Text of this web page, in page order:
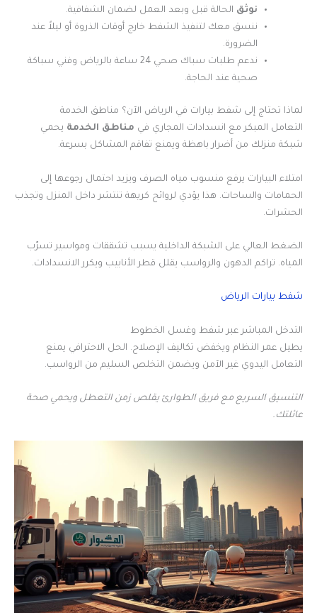
نوثق الحالة قبل وبعد العمل لضمان الشفافية.
ننسق معك لتنفيذ الشفط خارج أوقات الذروة أو ليلاً عند
الضرورة.
ندعم طلبات سباك صحي 24 ساعة بالرياض وفني سباكة
صحية عند الحاجة.
لماذا تحتاج إلى شفط بيارات في الرياض الآن؟ مناطق الخدمة
التعامل المبكر مع انسدادات المجاري في مناطق الخدمة يحمي
شبكة منزلك من أضرار باهظة ويمنع تفاقم المشاكل بسرعة.
امتلاء البيارات يرفع منسوب مياه الصرف ويزيد احتمال رجوعها إلى
الحمامات والساحات. هذا يؤدي لروائح كريهة تنتشر داخل المنزل وتجذب
الحشرات.
الضغط العالي على الشبكة الداخلية يسبب تشققات ومواسير تسرّب
المياه. تراكم الدهون والرواسب يقلل قطر الأنابيب ويكرر الانسدادات.
شفط بيارات الرياض
التدخل المباشر عبر شفط وغسل الخطوط
يطيل عمر النظام ويخفض تكاليف الإصلاح. الحل الاحترافي يمنع
التعامل اليدوي غير الآمن ويضمن التخلص السليم من الرواسب.
التنسيق السريع مع فريق الطوارئ يقلص زمن التعطل ويحمي صحة
عائلتك.